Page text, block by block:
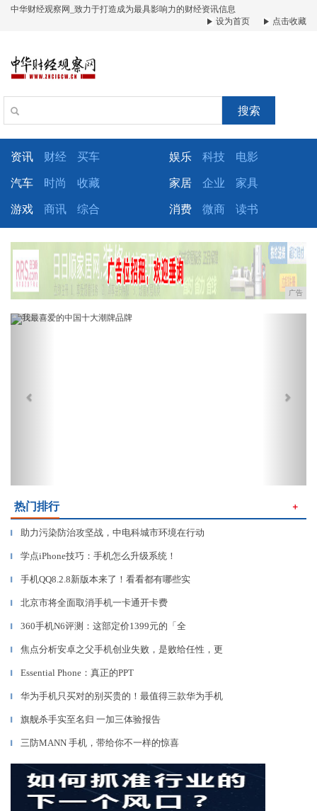
中华财经观察网_致力于打造成为最具影响力的财经资讯信息
设为首页
点击收藏
搜索
资讯 财经 买车 娱乐 科技 电影
汽车 时尚 收藏 家居 企业 家具
游戏 商讯 综合 消费 微商 读书
广告
Previous
热门排行 ＋
▎ 助力污染防治攻坚战，中电科城市环境在行动
▎ 学点iPhone技巧：手机怎么升级系统！
▎ 手机QQ8.2.8新版本来了！看看都有哪些实
▎ 北京市将全面取消手机一卡通开卡费
▎ 360手机N6评测：这部定价1399元的「全
▎ 焦点分析安卓之父手机创业失败，是败给任性，更
▎ Essential Phone：真正的PPT
▎ 华为手机只买对的别买贵的！最值得三款华为手机
▎ 旗舰杀手实至名归 一加三体验报告
▎ 三防MANN 手机，带给你不一样的惊喜